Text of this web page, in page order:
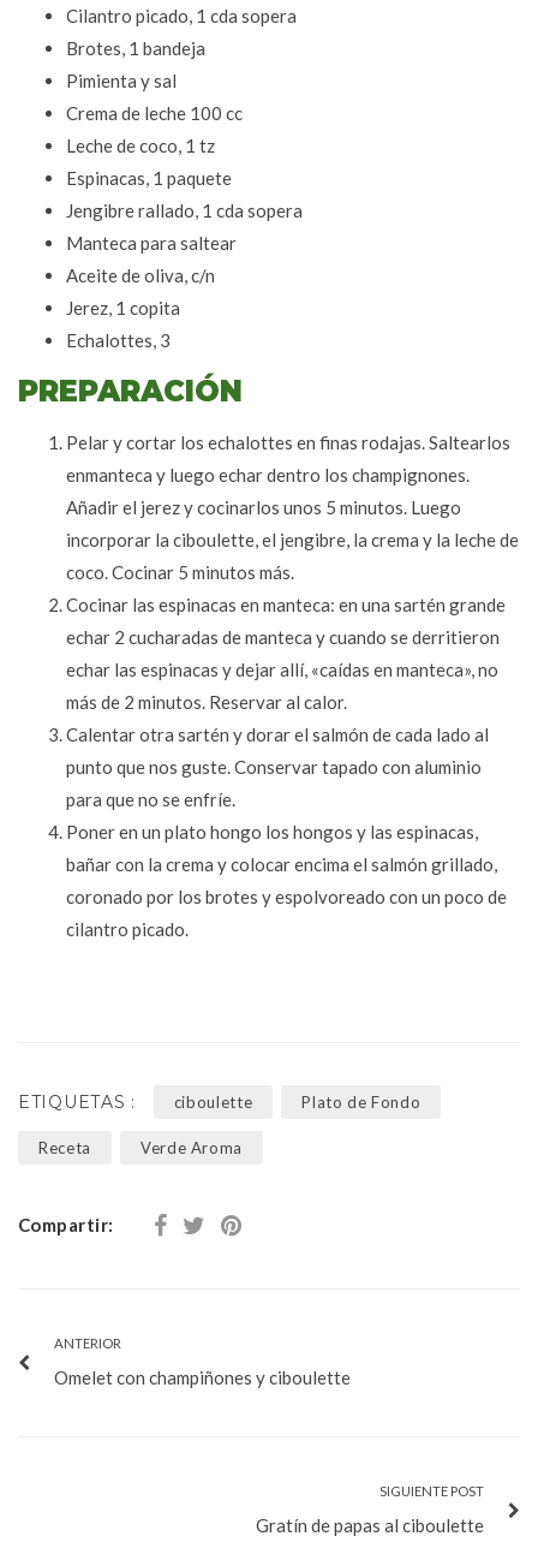
Cilantro picado, 1 cda sopera
Brotes, 1 bandeja
Pimienta y sal
Crema de leche 100 cc
Leche de coco, 1 tz
Espinacas, 1 paquete
Jengibre rallado, 1 cda sopera
Manteca para saltear
Aceite de oliva, c/n
Jerez, 1 copita
Echalottes, 3
PREPARACIÓN
Pelar y cortar los echalottes en finas rodajas. Saltearlos
enmanteca y luego echar dentro los champignones.
Añadir el jerez y cocinarlos unos 5 minutos. Luego
incorporar la ciboulette, el jengibre, la crema y la leche de
coco. Cocinar 5 minutos más.
Cocinar las espinacas en manteca: en una sartén grande
echar 2 cucharadas de manteca y cuando se derritieron
echar las espinacas y dejar allí, «caídas en manteca», no
más de 2 minutos. Reservar al calor.
Calentar otra sartén y dorar el salmón de cada lado al
punto que nos guste. Conservar tapado con aluminio
para que no se enfríe.
Poner en un plato hongo los hongos y las espinacas,
bañar con la crema y colocar encima el salmón grillado,
coronado por los brotes y espolvoreado con un poco de
cilantro picado.
ETIQUETAS : ciboulette Plato de Fondo
Receta Verde Aroma
Compartir:
ANTERIOR
Omelet con champiñones y ciboulette
SIGUIENTE POST
Gratín de papas al ciboulette